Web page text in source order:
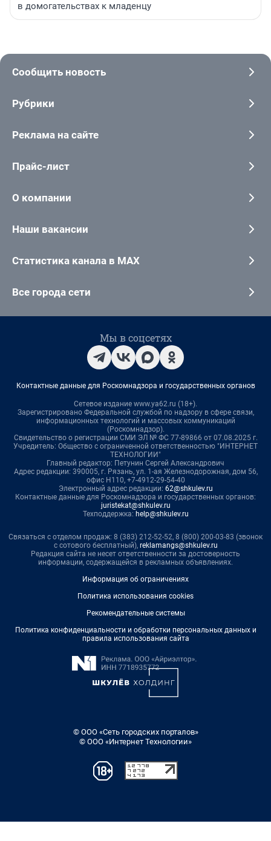
в домогательствах к младенцу
Сообщить новость
Рубрики
Реклама на сайте
Прайс-лист
О компании
Наши вакансии
Статистика канала в MAX
Все города сети
Мы в соцсетях
Контактные данные для Роскомнадзора и государственных органов
Сетевое издание www.ya62.ru (18+).
Зарегистрировано Федеральной службой по надзору в сфере связи,
информационных технологий и массовых коммуникаций
(Роскомнадзор).
Свидетельство о регистрации СМИ ЭЛ № ФС 77-89866 от 07.08.2025 г.
Учредитель: Общество с ограниченной ответственностью "ИНТЕРНЕТ
ТЕХНОЛОГИИ"
Главный редактор: Петунин Сергей Александрович
Адрес редакции: 390005, г. Рязань, ул. 1-ая Железнодорожная, дом 56,
офис Н110, +7-4912-29-54-40
Электронный адрес редакции: 62@shkulev.ru
Контактные данные для Роскомнадзора и государственных органов:
juristekat@shkulev.ru
Техподдержка: help@shkulev.ru
Связаться с отделом продаж: 8 (383) 212-52-52, 8 (800) 200-03-83 (звонок
с сотового бесплатный), reklamangs@shkulev.ru
Редакция сайта не несет ответственности за достоверность
информации, содержащейся в рекламных объявлениях.
Информация об ограничениях
Политика использования cookies
Рекомендательные системы
Политика конфиденциальности и обработки персональных данных и
правила использования сайта
© ООО «Сеть городских порталов»
© ООО «Интернет Технологии»